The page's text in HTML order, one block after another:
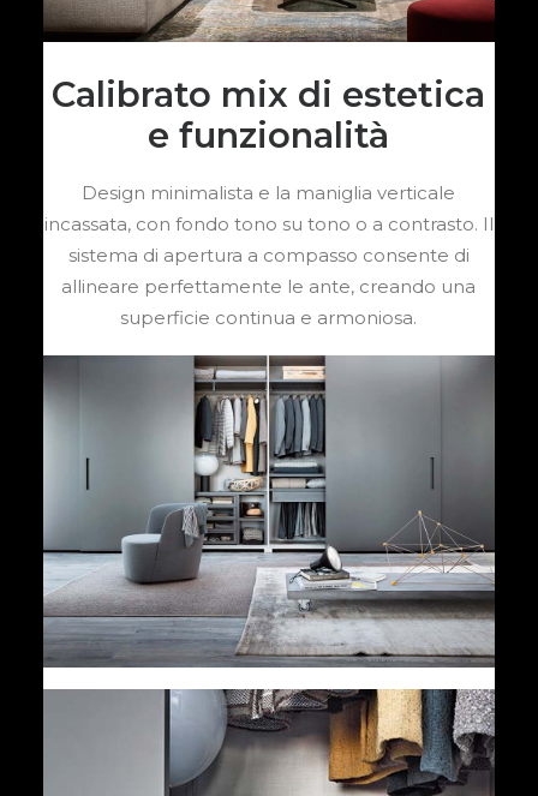
Calibrato mix di estetica
e funzionalità
Design minimalista e la maniglia verticale
incassata, con fondo tono su tono o a contrasto. Il
sistema di apertura a compasso consente di
allineare perfettamente le ante, creando una
superficie continua e armoniosa.